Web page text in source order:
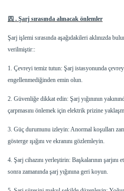
四 . Şarj sırasında alınacak önlemler
Şarj işlemi sırasında aşağıdakileri aklınızda
verilmiştir::
1. Çevreyi temiz tutun: Şarj istasyonunda
engellenmediğinden emin olun.
2. Güvenliğe dikkat edin: Şarj yığınının
çarpmasını önlemek için elektrik prizine
3. Güç durumunu izleyin: Anormal koşulları
gösterge ışığını ve ekranını gözlemleyin.
4. Şarj cihazını yerleştirin: Başkalarının şarjını
sonra zamanında şarj yığınına geri koyun.